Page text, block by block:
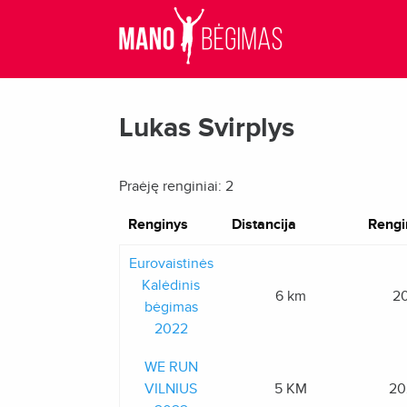
Lukas Svirplys
Praėję renginiai: 2
Renginys Distancija
Eurovaistinės
Kalėdinis
bėgimas
2022
6 km
WE RUN
VILNIUS
5 KM